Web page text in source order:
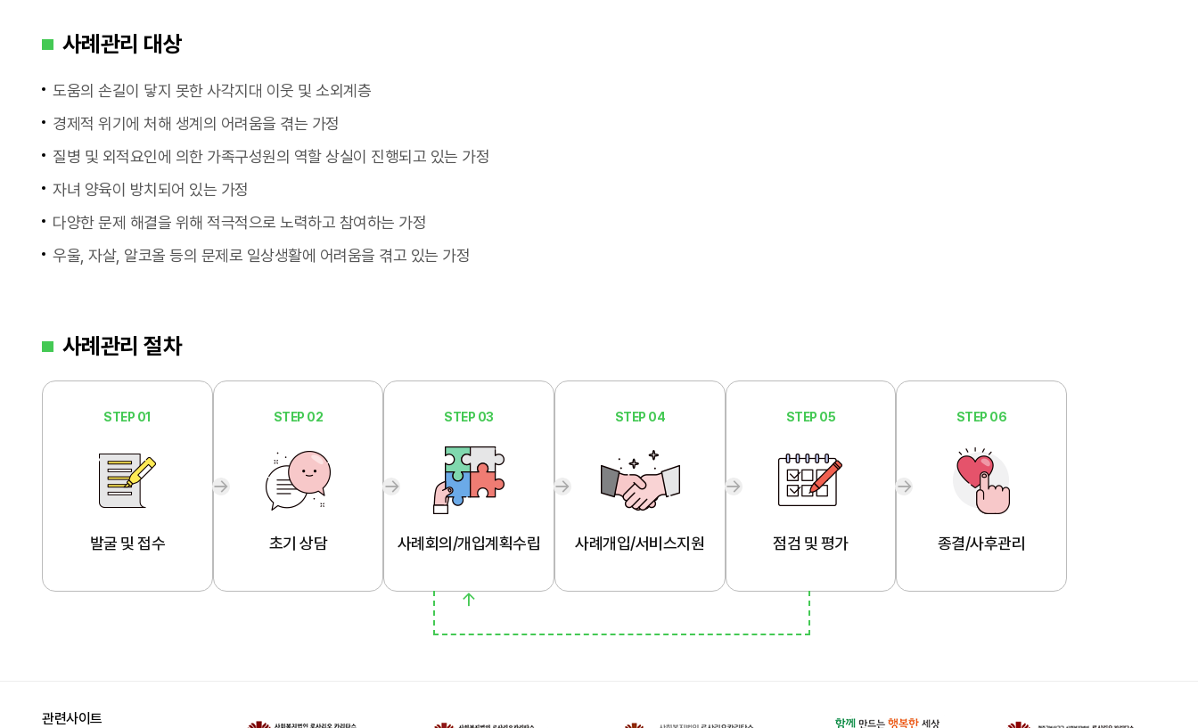
사례관리 대상
도움의 손길이 닿지 못한 사각지대 이웃 및 소외계층
경제적 위기에 처해 생계의 어려움을 겪는 가정
질병 및 외적요인에 의한 가족구성원의 역할 상실이 진행되고 있는 가정
자녀 양육이 방치되어 있는 가정
다양한 문제 해결을 위해 적극적으로 노력하고 참여하는 가정
우울, 자살, 알코올 등의 문제로 일상생활에 어려움을 겪고 있는 가정
사례관리 절차
STEP 01
발굴 및 접수
STEP 02
초기 상담
STEP 03
사례회의/개입계획수립
STEP 04
사례개입/서비스지원
STEP 05
점검 및 평가
STEP 06
종결/사후관리
관련사이트